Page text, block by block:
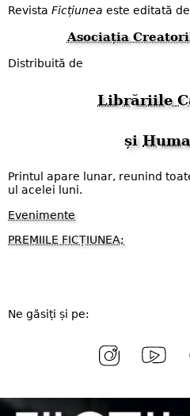
Revista Ficțiunea este editată de
Asociația
Distribuită de
Librăriile
și
Printul apare lunar, reunind
ul acelei luni.
Evenimente
PREMIILE FICȚIUNEA;
Ne găsiți și pe: